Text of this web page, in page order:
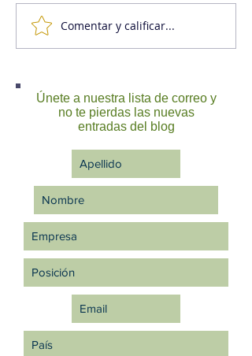
La educación formal
como causante de la
Comentar y calificar...
Únete a nuestra lista de correo y
no te pierdas las nuevas
entradas del blog